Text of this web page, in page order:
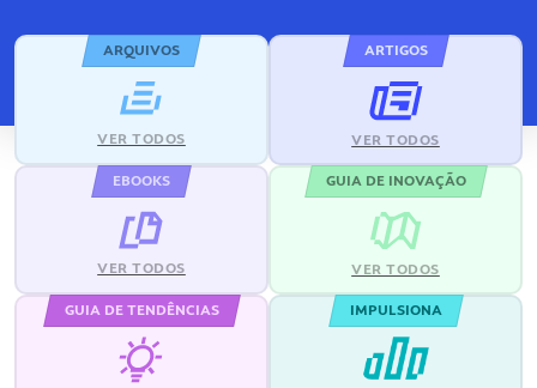
ARQUIVOS
VER TODOS
ARTIGOS
VER TODOS
EBOOKS
VER TODOS
GUIA DE INOVAÇÃO
VER TODOS
GUIA DE TENDÊNCIAS IMPULSIONA